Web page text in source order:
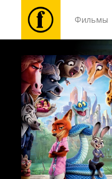
Фильмы
Фильмы
Билеты
Культура
Мероприятия
Новости